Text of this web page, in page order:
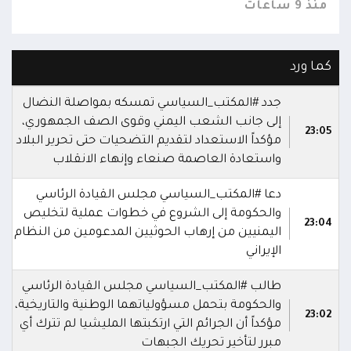
منذ 9 ساعات
كما ورد
23:05
جدد #المكتب_السياسي تمسكه بمواصلة النضال
إلى جانب الشعب اليمني وقوى الصف الجمهوري،
مؤكداً الاستعداد لتقديم التضحيات حتى تحرير البلاد
واستعادة العاصمة صنعاء وإنهاء الانقلاب
23:04
دعا #المكتب_السياسي مجلس القيادة الرئاسي
والحكومة إلى الشروع في خطوات عملية لتخليص
اليمنيين من إرهاب الحوثيين المدعومين من النظام
الإيراني
23:02
طالب #المكتب_السياسي مجلس القيادة الرئاسي
والحكومة بتحمل مسؤولياتهما الوطنية والتاريخية،
مؤكداً أن الجرائم التي ارتكبتها المليشيا لم تترك أي
مبرر لتأخير تحريك الجبهات